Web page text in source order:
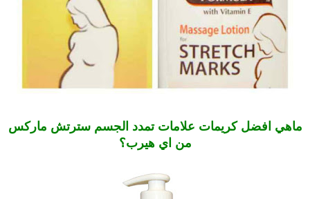
ماهي افضل كريمات علامات تمدد الجسم سترتش ماركس
من اي هيرب؟